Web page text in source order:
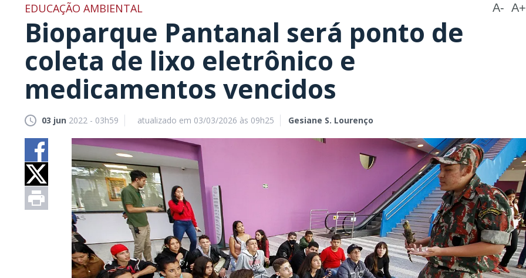
EDUCAÇÃO AMBIENTAL A- A+
Bioparque Pantanal será ponto de
coleta de lixo eletrônico e
medicamentos vencidos
03 jun 2022 - 03h59 atualizado em 03/03/2026 às 09h25 Gesiane S. Lourenço